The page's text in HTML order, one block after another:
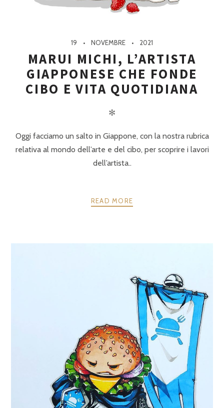
19 NOVEMBRE 2021
MARUI MICHI, L’ARTISTA
GIAPPONESE CHE FONDE
CIBO E VITA QUOTIDIANA
✻
Oggi facciamo un salto in Giappone, con la nostra rubrica
relativa al mondo dell’arte e del cibo, per scoprire i lavori
dell’artista..
READ MORE